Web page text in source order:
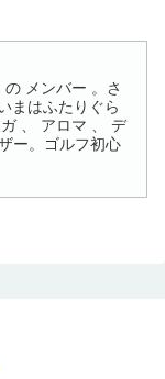
メンバー 。さ
まはふたりぐら
、 アロマ 、 デ
ー。ゴルフ初心